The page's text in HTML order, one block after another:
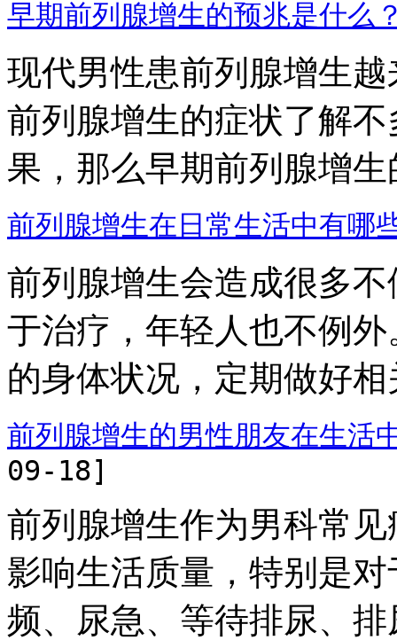
早期前列腺增生的预兆是什么
现代男性患前列腺增生
前列腺增生的症状了解
果，那么早期前列腺增生
前列腺增生在日常生活中有哪
前列腺增生会造成很多
于治疗，年轻人也不例
的身体状况，定期做好相
前列腺增生的男性朋友在生活
09-18]
前列腺增生作为男科常
影响生活质量，特别是
频、尿急、等待排尿、排